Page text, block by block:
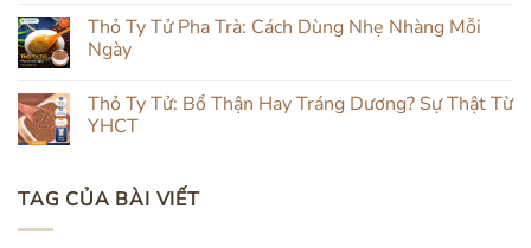
Đắp
Mặt
&
Mộc
Trong
Ra
Đình
Lịch
Kết
luận
Review
Lịch
Thỏ Ty Tử Pha Trà: Cách Dùng Nhẹ Nhàng Mỗi
Ngày
bình
luận
Pha
Trà:
Thỏ Ty Tử: Bổ Thận Hay Tráng Dương? Sự Thật Từ
YHCT
bình
luận
ở
TAG CỦA BÀI VIẾT